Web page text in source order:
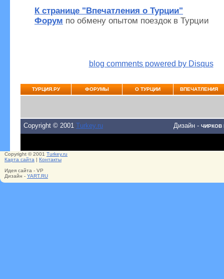
К странице "Впечатления о Турции"
Форум по обмену опытом поездок в Турции
blog comments powered by Disqus
ТУРЦИЯ.РУ ФОРУМЫ О ТУРЦИИ ВПЕЧАТЛЕНИЯ
Copyright © 2001 Turkey.ru Дизайн - ЧИРКОВ
Copyright © 2001 Turkey.ru
Карта сайта | Контакты
Идея сайта - VP
Дизайн - YART.RU